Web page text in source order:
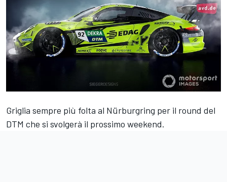
Griglia sempre più folta al Nürburgring per il round del
DTM che si svolgerà il prossimo weekend.